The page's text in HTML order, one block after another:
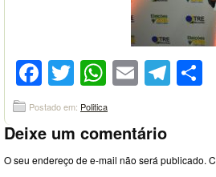
Facebook
Twitter
WhatsApp
Email
Postado em: Politica
Deixe um comentário
O seu endereço de e-mail não será publicado.